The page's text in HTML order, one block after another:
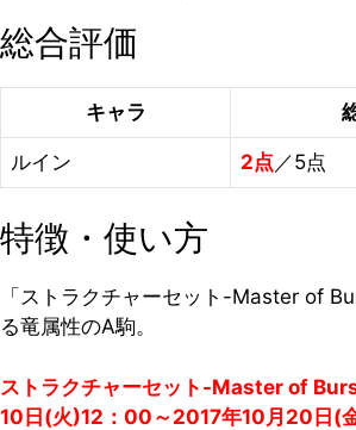
総合評価
キャラ
ルイン 2点 ／5点
特徴・使い方
「ストラクチャーセット-Master of
る竜属性のA駒。
ストラクチャーセット-Master of
10日(火)12：00～2017年10月20日(